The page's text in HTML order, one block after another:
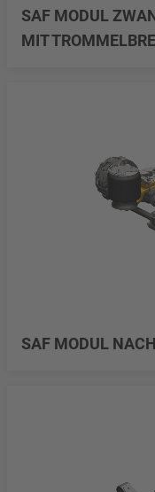
SAF MODUL
MIT
SAF MODUL